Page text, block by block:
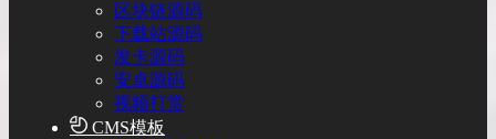
区块链源码
下载站源码
发卡源码
安卓源码
视频打赏
CMS模板